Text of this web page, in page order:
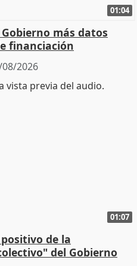
01:04
más datos
financiación
2026
01:07
de la
del Gobierno